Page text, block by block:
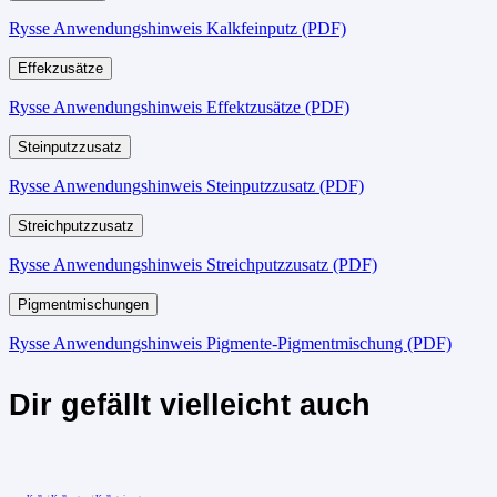
Rysse Anwendungshinweis Kalkfeinputz (PDF)
Effekzusätze
Rysse Anwendungshinweis Effektzusätze (PDF)
Steinputzzusatz
Rysse Anwendungshinweis Steinputzzusatz (PDF)
Streichputzzusatz
Rysse Anwendungshinweis Streichputzzusatz (PDF)
Pigmentmischungen
Rysse Anwendungshinweis Pigmente-Pigmentmischung (PDF)
Dir gefällt vielleicht auch